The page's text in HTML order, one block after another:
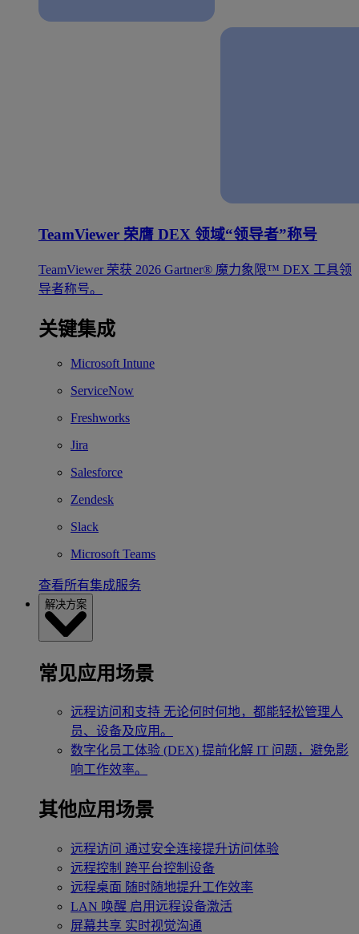
TeamViewer 荣膺 DEX 领域“领导者”称号
TeamViewer 荣获 2026 Gartner® 魔力象限™ DEX 工具领
导者称号。
关键集成
Microsoft Intune
ServiceNow
Freshworks
Jira
Salesforce
Zendesk
Slack
Microsoft Teams
查看所有集成服务
解决方案
常见应用场景
远程访问和支持 无论何时何地，都能轻松管理人
员、设备及应用。
数字化员工体验 (DEX) 提前化解 IT 问题，避免影
响工作效率。
其他应用场景
远程访问 通过安全连接提升访问体验
远程控制 跨平台控制设备
远程桌面 随时随地提升工作效率
LAN 唤醒 启用远程设备激活
屏幕共享 实时视觉沟通